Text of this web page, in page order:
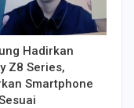
Hadirkan
Z8 Series,
Smartphone